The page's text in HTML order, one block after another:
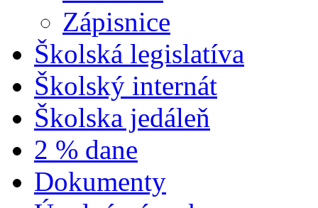
Zápisnice
Školská legislatíva
Školský internát
Školska jedáleň
2 % dane
Dokumenty